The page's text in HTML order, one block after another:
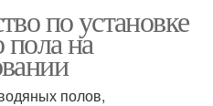
по установке
пола на
полов,